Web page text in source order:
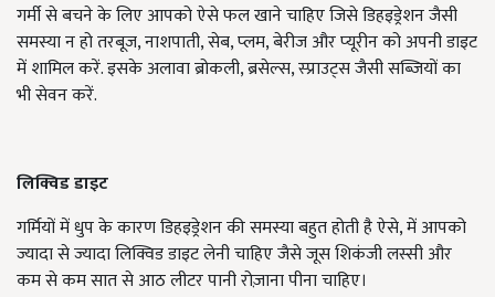
गर्मी से बचने के लिए आपको ऐसे फल खाने चाहिए जिसे डिहइड्रेशन जैसी
समस्या न हो तरबूज, नाशपाती, सेब, प्‍लम, बेरीज और प्‍यूरीन को अपनी डाइट
में शामिल करें. इसके अलावा ब्रोकली, ब्रसेल्‍स, स्‍प्राउट्स जैसी सब्जियों का
भी सेवन करें.
लिक्विड डाइट
गर्मियों में धुप के कारण डिहइड्रेशन की समस्या बहुत होती है ऐसे, में आपको
ज्यादा से ज्यादा लिक्विड डाइट लेनी चाहिए जैसे जूस शिकंजी लस्सी और
कम से कम सात से आठ लीटर पानी रोज़ाना पीना चाहिए।